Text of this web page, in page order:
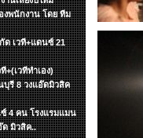
งพนักงาน โดย ทีม
ด เวที+แดนซ์ 21
+(เวทีทำเอง)
บุรี 8 วงแอ๊ดมิวสิค
4 คน โรงแรมแมน
ด มิวสิค..